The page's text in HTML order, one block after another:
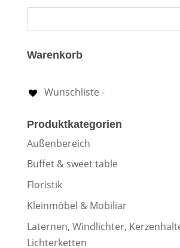
Warenkorb
Wunschliste -
Produktkategorien
Außenbereich
Buffet & sweet table
Floristik
Kleinmöbel & Mobiliar
Laternen, Windlichter,
Lichterketten